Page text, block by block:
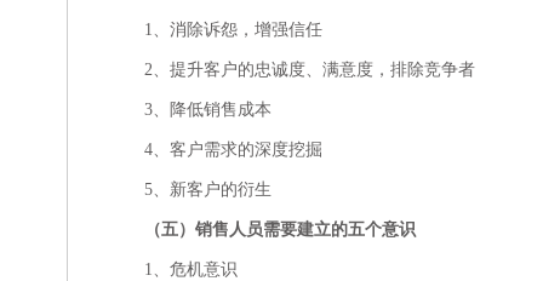
1、消除诉怨，增强信任
2、提升客户的忠诚度、满意度，排除竞争者
3、降低销售成本
4、客户需求的深度挖掘
5、新客户的衍生
（五）销售人员需要建立的五个意识
1、危机意识